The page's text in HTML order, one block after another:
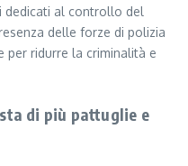
dedicati al controllo del
delle forze di polizia
per ridurre la criminalità e
di più pattuglie e